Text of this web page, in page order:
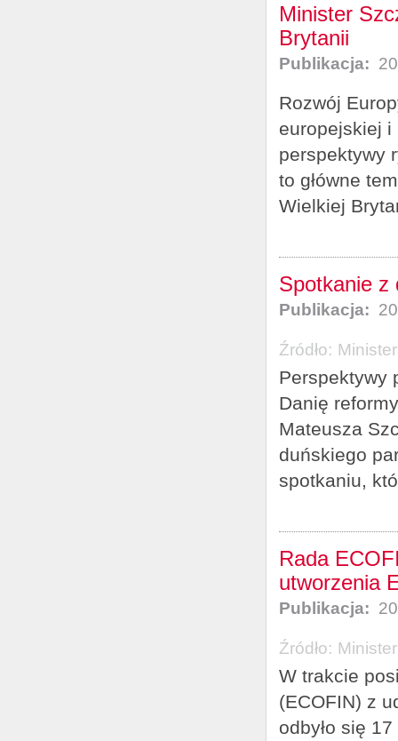
Minister
Brytanii
Publikacja:
Rozwój
europejskiej
perspektywy
to główne
Wielkiej
Spotkanie z
Publikacja:
Źródło:
Perspektywy
Danię
Mateusza
duńskiego
spotkaniu,
Rada
utworzenia
Publikacja:
Źródło:
W trakcie
(ECOFIN) z
odbyło się